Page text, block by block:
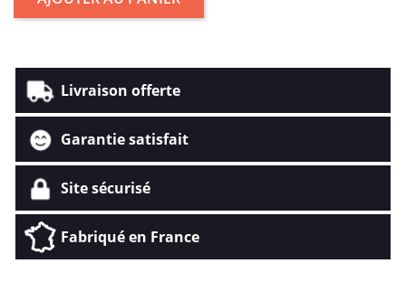
Livraison offerte
Garantie satisfait
Site sécurisé
Fabriqué en France